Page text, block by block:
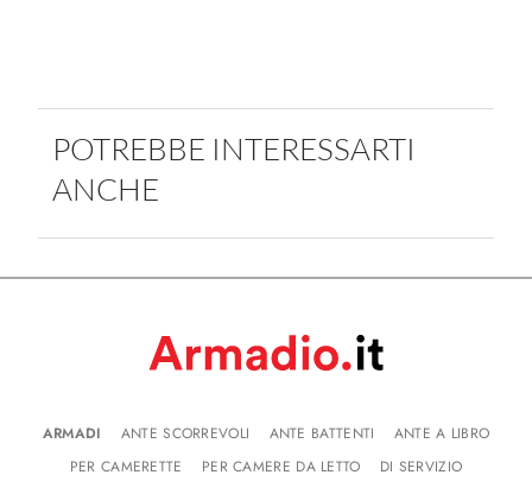
POTREBBE INTERESSARTI
ANCHE
ARMADI ANTE SCORREVOLI ANTE BATTENTI
ANTE A LIBRO
PER CAMERETTE
PER CAMERE DA LETTO
DI SERVIZIO